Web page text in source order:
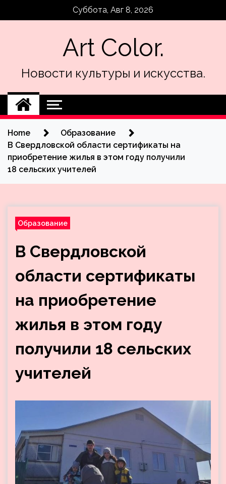
Суббота, Авг 8, 2026
Art Color.
Новости культуры и искусства.
Home
Образование
В Свердловской области сертификаты на
приобретение жилья в этом году получили
18 сельских учителей
Образование
В Свердловской
области сертификаты
на приобретение
жилья в этом году
получили 18 сельских
учителей